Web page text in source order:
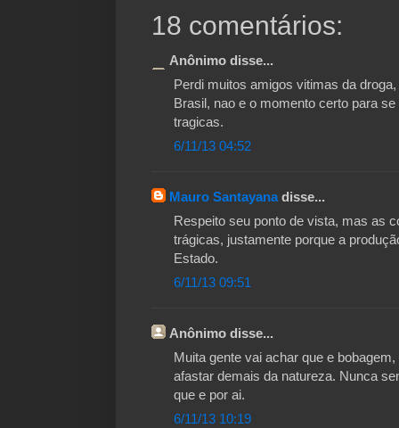
18 comentários:
Anônimo disse...
Perdi muitos amigos vitimas da
Brasil, nao e o momento certo para
tragicas.
6/11/13 04:52
Mauro Santayanadisse...
Respeito seu ponto de vista, mas as
trágicas, justamente porque a
Estado.
6/11/13 09:51
Anônimo disse...
Muita gente vai achar que e
afastar demais da natureza. Nunca
que e por ai.
6/11/13 10:19